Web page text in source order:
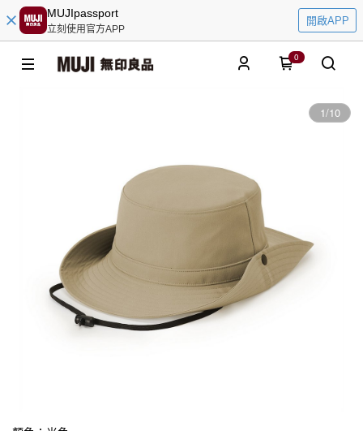
MUJIpassport
立刻使用官方APP
開啟APP
0
1/10